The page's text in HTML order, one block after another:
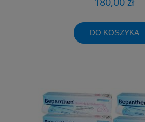
DO KOSZYKA